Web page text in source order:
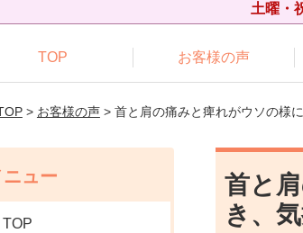
土曜・
TOP お客様の声
> お客様の声> 首と肩の痛みと痺れがウソの様
首と
き、
ニュー
TOP